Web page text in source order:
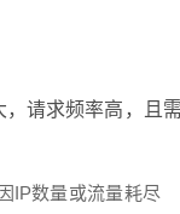
请求频率高，且需
IP数量或流量耗尽